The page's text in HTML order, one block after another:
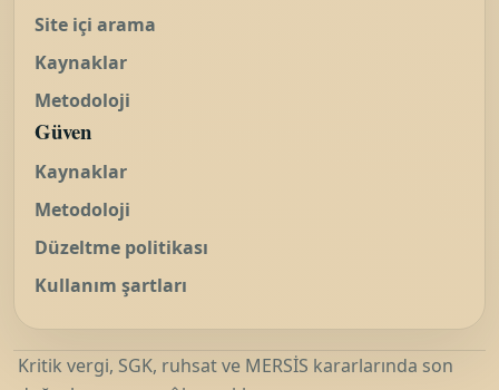
Site içi arama
Kaynaklar
Metodoloji
Güven
Kaynaklar
Metodoloji
Düzeltme politikası
Kullanım şartları
Kritik vergi, SGK, ruhsat ve MERSİS kararlarında son